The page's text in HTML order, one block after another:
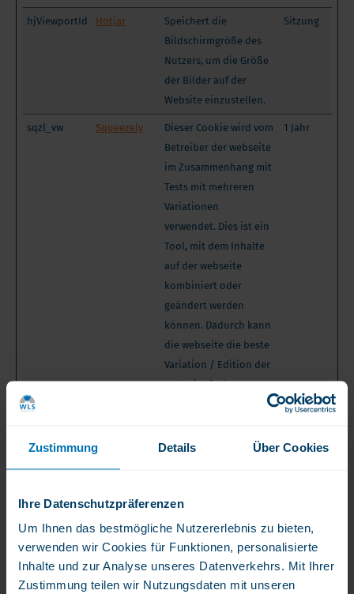
Zustimmung Details Über Cookies
Ihre Datenschutzpräferenzen
Um Ihnen das bestmögliche Nutzererlebnis zu bieten,
verwenden wir Cookies für Funktionen, personalisierte
Inhalte und zur Analyse unseres Datenverkehrs. Mit Ihrer
Zustimmung teilen wir Nutzungsdaten mit unseren
hjViewportId Hotjar
Speichert die
Bildschirmgröße des
Nutzers, um die Größe
der Bilder auf der
Website einzustellen.
Sitzung
sqzl_vw Squeezely
Dieser Cookie wird vom
Betreiber der webseite
im Zusammenhang mit
Tests mit mehreren
Variationen
verwendet. Dies ist ein
Tool, mit dem Inhalte
auf der webseite
kombiniert oder
geändert werden
können. Dadurch kann
die webseite die beste
Variation / Edition der
webseite finden.
1 Jahr
auf Webseiten zu folgen. Die Absicht ist, Anzeigen zu
zeigen, die relevant und ansprechend für den
einzelnen Benutzer sind und daher wertvoller für
Publisher und werbetreibende Drittparteien sind.